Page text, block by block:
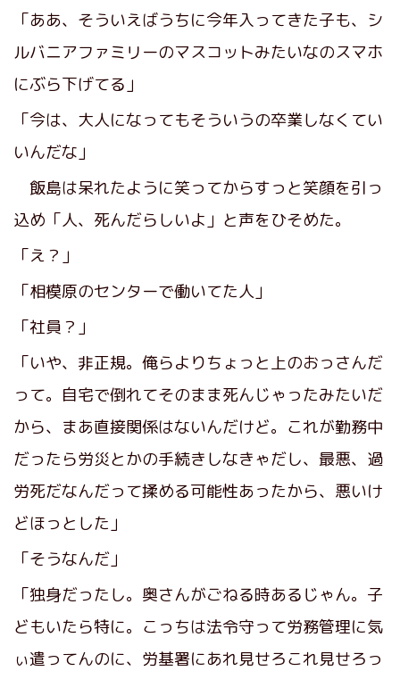
「ああ、そういえばうちに今年入ってきた子も、シ
ルバニアファミリーのマスコットみたいなのスマホ
にぶら下げてる」
「今は、大人になってもそういうの卒業しなくてい
いんだな」
飯島は呆れたように笑ってからすっと笑顔を引っ
込め「人、死んだらしいよ」と声をひそめた。
「え？」
「相模原のセンターで働いてた人」
「社員？」
「いや、非正規。俺らよりちょっと上のおっさんだ
って。自宅で倒れてそのまま死んじゃったみたいだ
から、まあ直接関係はないんだけど。これが勤務中
だったら労災とかの手続きしなきゃだし、最悪、過
労死だなんだって揉める可能性あったから、悪いけ
どほっとした」
「そうなんだ」
「独身だったし。奥さんがごねる時あるじゃん。子
どもいたら特に。こっちは法令守って労務管理に気
ぃ遣ってんのに、労基署にあれ見せろこれ見せろっ